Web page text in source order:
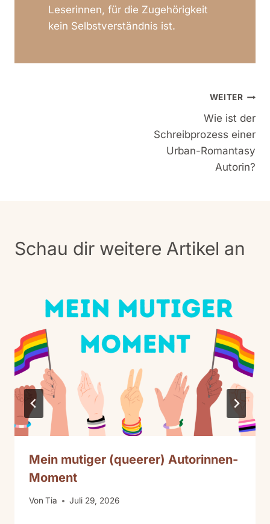
Leserinnen, für die Zugehörigkeit
kein Selbstverständnis ist.
WEITER
Wie ist der
Schreibprozess einer
Urban-Romantasy
Autorin?
Schau dir weitere Artikel an
Mein mutiger (queerer) Autorinnen-
Moment
Von Tia Juli 29, 2026